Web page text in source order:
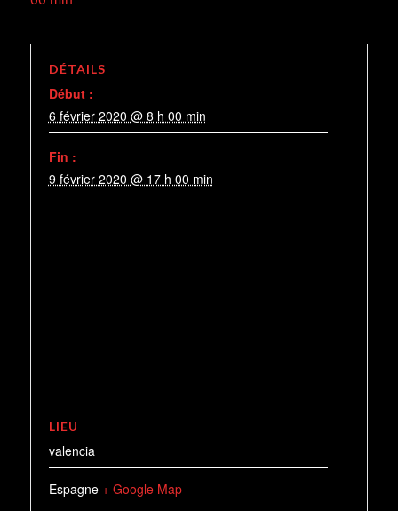
DÉTAILS
Début :
6 février 2020 @ 8 h 00 min
Fin :
9 février 2020 @ 17 h 00 min
LIEU
valencia
Espagne + Google Map